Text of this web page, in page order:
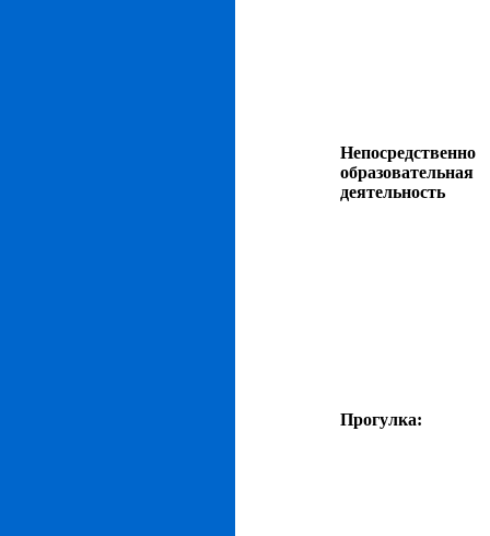
Непосредственно
образовательная
деятельность
Прогулка: